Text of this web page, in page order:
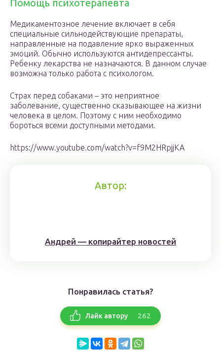
Помощь психотерапевта
Медикаментозное лечение включает в себя
специальные сильнодействующие препараты,
направленные на подавление ярко выраженных
эмоций. Обычно используются антидепрессанты.
Ребенку лекарства не назначаются. В данном случае
возможна только работа с психологом.
Страх перед собаками – это неприятное
заболевание, существенно сказывающее на жизни
человека в целом. Поэтому с ним необходимо
бороться всеми доступными методами.
https://www.youtube.com/watch?v=f9M2HRpjjKA
Автор:
Андрей — копирайтер новостей
Понравилась статья?
Лайк автору 262